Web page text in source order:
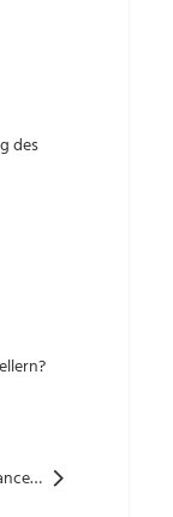
des
Nächste: 2025 Solarmarkttrends: Preisanalyse, strategische Chancen und Risikomanagement für Photovoltaikhändler